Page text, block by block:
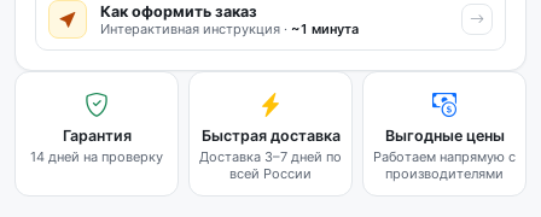
Как оформить заказ
Интерактивная инструкция · ~1 минута
Гарантия
14 дней на проверку
Быстрая доставка
Доставка 3–7 дней по
всей России
Выгодные цены
Работаем напрямую с
производителями